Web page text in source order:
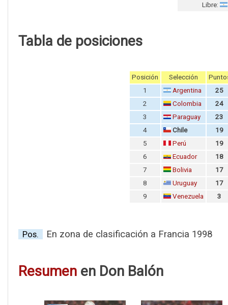
Libre:
Tabla de posiciones
Posición Selección
1
Argentina
25
2
Colombia
24
3
Paraguay
23
4
Chile
19
5
Perú
19
6
Ecuador
18
7
Bolivia
17
8
Uruguay
17
9
Venezuela 3
Pos. En zona de clasificación a Francia 1998
Resumen en Don Balón